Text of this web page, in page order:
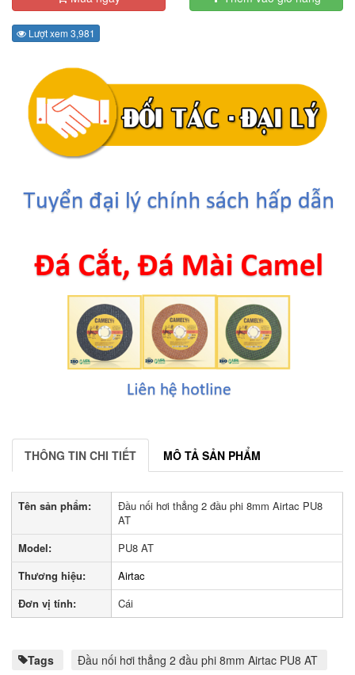
Lượt xem 3,981
THÔNG TIN CHI TIẾT MÔ TẢ SẢN PHẨM
Tên sản phẩm:
Đầu nối hơi thẳng 2 đầu phi 8mm Airtac PU8
AT
Model:
PU8 AT
Thương hiệu:
Airtac
Đơn vị tính:
Cái
Tags Đầu nối hơi thẳng 2 đầu phi 8mm Airtac PU8 AT